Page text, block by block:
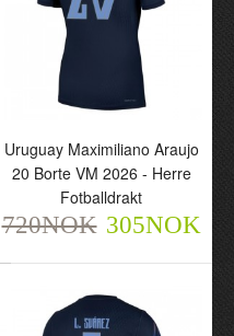
Uruguay Maximiliano
Araujo 20 Borte VM 2026
- Herre Fotballdrakt
720NOK
Uruguay Maximiliano Araujo
20 Borte VM 2026 - Herre
Fotballdrakt
720NOK 305NOK